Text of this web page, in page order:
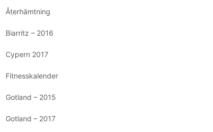
Återhämtning
Biarritz – 2016
Cypern 2017
Fitnesskalender
Gotland – 2015
Gotland – 2017